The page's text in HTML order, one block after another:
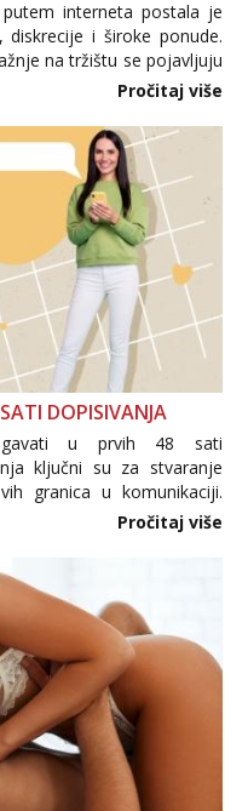
interneta postala je
diskrecije i široke ponude.
na tržištu se pojavljuju
internetske
Pročitaj više
DOPISIVANJA
u prvih 48 sati
ključni su za stvaranje
granica u komunikaciji.
osobnih ili intimnih
još nije zaslužila to
Pročitaj više